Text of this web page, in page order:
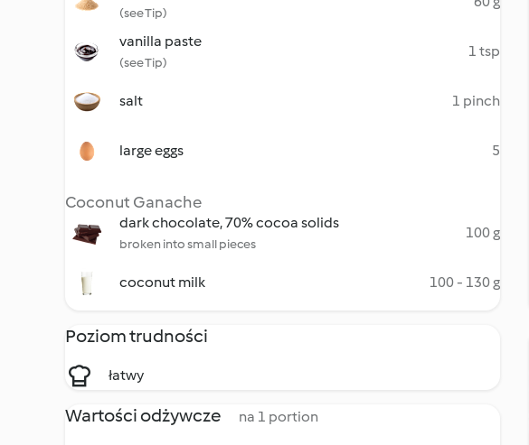
(see Tip)
vanilla paste
(see Tip)
1 tsp
salt 1 pinch
large eggs 5
Coconut Ganache
dark chocolate, 70% cocoa solids
broken into small pieces
100 g
coconut milk 100 - 130 g
Poziom trudności
łatwy
Wartości odżywcze na 1 portion